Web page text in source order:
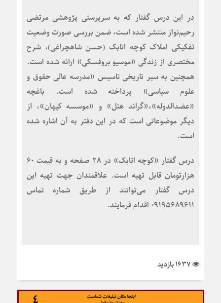
در این درس گفتار که به سرپرستی پژوهشی مرتضی
رحیم‌نواز منتشر شده است، ضمن بررسی صورت وضعیت
تفکیکی املاک کوچه اتابک (حسن شاهچراغی)، شرح
مختصری از زندگی «موسیو بروفسکی» ارائه شده است.
همچنین به سیر تاریخی تاسیس «مدرسه عالی حقوق و
علوم سیاسی» پرداخته شده است. باغچه
«عضدالدوله»،‌«گراند هتل» و «موسسه کیهان»، از
دیگر موضوعاتی است که در این دفتر به آن اشاره شده
است.
درس گفتار «کوچه اتابک» در ۲۸ صفحه و به قیمت ۶۰
هزارتومان قابل تهیه است. علاقمندان جهت تهیه این
درس گفتار می‌توانند از طریق شماره تماس
۰۹۱۹۵۶۸۹۶۱۱ اقدام فرمایند.